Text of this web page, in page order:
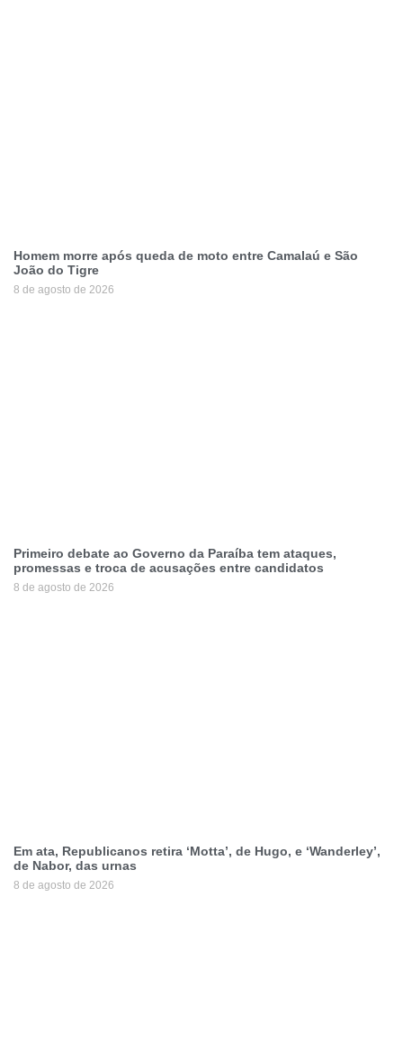
Homem morre após queda de moto entre Camalaú e São
João do Tigre
8 de agosto de 2026
Primeiro debate ao Governo da Paraíba tem ataques,
promessas e troca de acusações entre candidatos
8 de agosto de 2026
Em ata, Republicanos retira ‘Motta’, de Hugo, e ‘Wanderley’,
de Nabor, das urnas
8 de agosto de 2026